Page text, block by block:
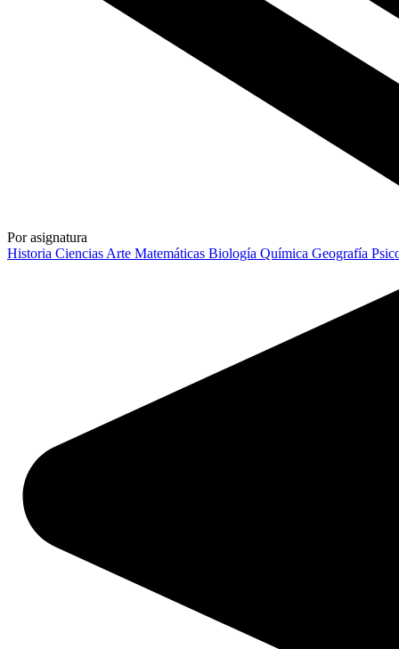
Por asignatura
Historia Ciencias Arte Matemáticas Biología Química Geografía